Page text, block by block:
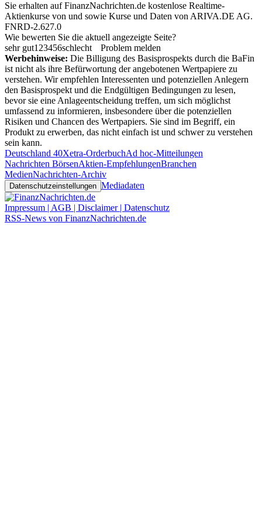
Sie erhalten auf FinanzNachrichten.de kostenlose Realtime-
Aktienkurse von und sowie Kurse und Daten von ARIVA.DE AG.
FNRD-2.627.0
Wie bewerten Sie die aktuell angezeigte Seite?
sehr gut1 23456schlecht
Problem melden
Werbehinweise: Die Billigung des Basisprospekts durch die BaFin
ist nicht als ihre Befürwortung der angebotenen Wertpapiere zu
verstehen. Wir empfehlen Interessenten und potenziellen Anlegern
den Basisprospekt und die Endgültigen Bedingungen zu lesen,
bevor sie eine Anlageentscheidung treffen, um sich möglichst
umfassend zu informieren, insbesondere über die potenziellen
Risiken und Chancen des Wertpapiers. Sie sind im Begriff, ein
Produkt zu erwerben, das nicht einfach ist und schwer zu verstehen
sein kann.
Deutschland 40Xetra-OrderbuchAd hoc-Mitteilungen
Nachrichten BörsenAktien-EmpfehlungenBranchen
MedienNachrichten-Archiv
Datenschutzeinstellungen Mediadaten
Impressum | AGB | Disclaimer | Datenschutz
RSS-News von FinanzNachrichten.de